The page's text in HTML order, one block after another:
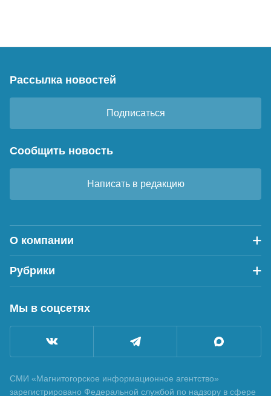
Рассылка новостей
Подписаться
Сообщить новость
Написать в редакцию
О компании
Рубрики
Мы в соцсетях
СМИ «Магнитогорское информационное агентство»
зарегистрировано Федеральной службой по надзору в сфере